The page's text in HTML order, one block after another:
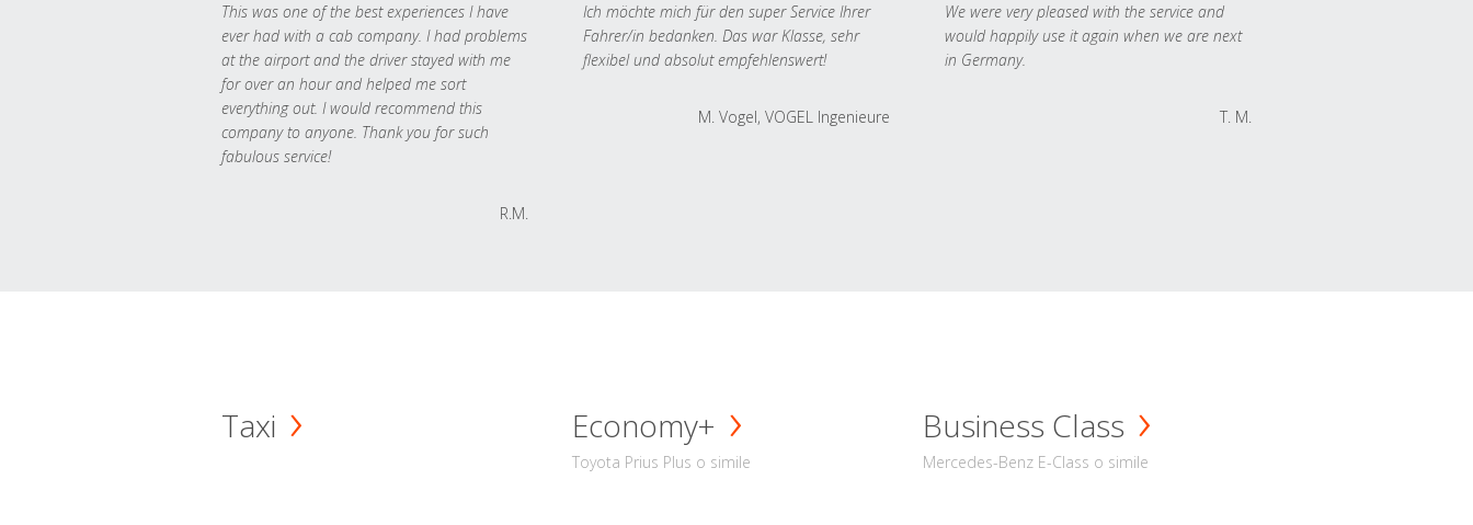
This was one of the best experiences I have
ever had with a cab company. I had problems
at the airport and the driver stayed with me
for over an hour and helped me sort
everything out. I would recommend this
company to anyone. Thank you for such
fabulous service!
R.M.
Ich möchte mich für den super Service Ihrer
Fahrer/in bedanken. Das war Klasse, sehr
flexibel und absolut empfehlenswert!
M. Vogel, VOGEL Ingenieure
We were very pleased with the service and
would happily use it again when we are next
in Germany.
T. M.
Taxi Economy+
Toyota Prius Plus o simile
Business Class
Mercedes-Benz E-Class o simile